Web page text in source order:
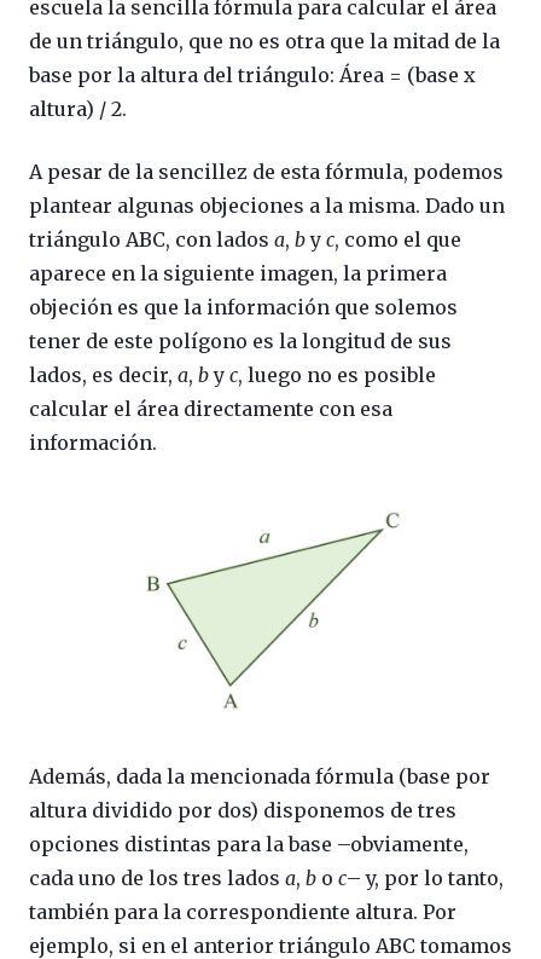
escuela la sencilla fórmula para calcular el área
de un triángulo, que no es otra que la mitad de la
base por la altura del triángulo: Área = (base x
altura) / 2.
A pesar de la sencillez de esta fórmula, podemos
plantear algunas objeciones a la misma. Dado un
triángulo ABC, con lados a, by c, como el que
aparece en la siguiente imagen, la primera
objeción es que la información que solemos
tener de este polígono es la longitud de sus
lados, es decir, a, by c, luego no es posible
calcular el área directamente con esa
información.
Además, dada la mencionada fórmula (base por
altura dividido por dos) disponemos de tres
opciones distintas para la base –obviamente,
cada uno de los tres lados a, b o c– y, por lo tanto,
también para la correspondiente altura. Por
ejemplo, si en el anterior triángulo ABC tomamos